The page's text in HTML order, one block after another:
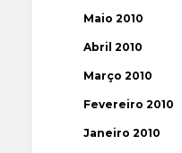
Maio 2010
Abril 2010
Março 2010
Fevereiro 2010
Janeiro 2010